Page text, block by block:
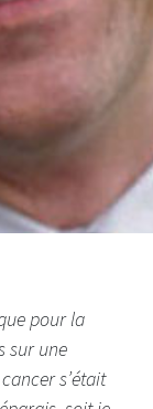
pour la
sur une
s’était